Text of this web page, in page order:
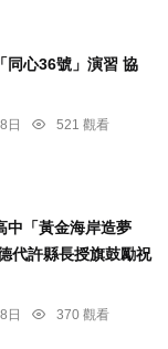
同心36號」演習 協
日
521 觀看
中「黃金海岸造夢
代許縣長授旗鼓勵祝
日
370 觀看